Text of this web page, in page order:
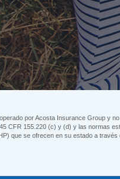
por Acosta Insurance Group y
CFR 155.220 (c) y (d) y las normas
que se ofrecen en su estado a